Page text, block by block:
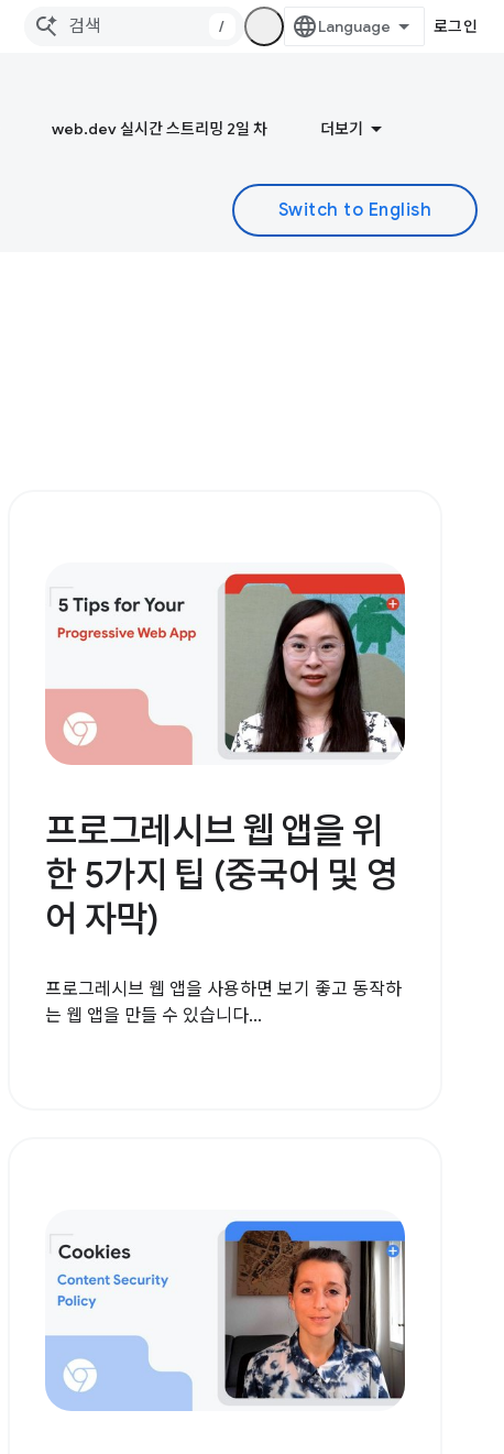
/ 로그인
web.dev 실시간 스트리밍 2일 차 더보기
프로그레시브 웹 앱을 위
한 5가지 팁 (중국어 및 영
어 자막)
프로그레시브 웹 앱을 사용하면 보기 좋고 동작하
는 웹 앱을 만들 수 있습니다...